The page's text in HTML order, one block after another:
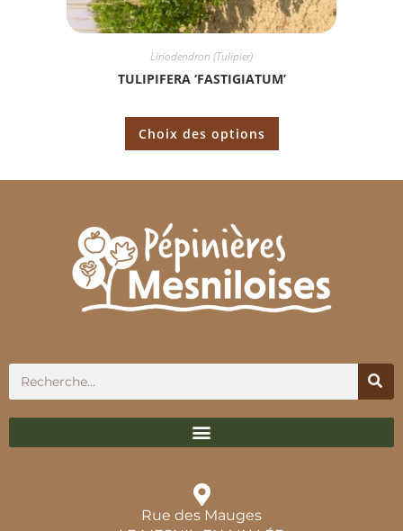
Liriodendron (Tulipier)
TULIPIFERA ‘FASTIGIATUM’
Choix des options
Rue des Mauges